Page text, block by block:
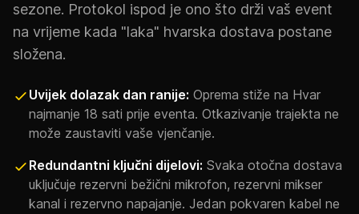
sezone. Protokol ispod je ono što drži vaš event
na vrijeme kada "laka" hvarska dostava postane
složena.
Uvijek dolazak dan ranije: Oprema stiže na Hvar
najmanje 18 sati prije eventa. Otkazivanje trajekta ne
može zaustaviti vaše vjenčanje.
Redundantni ključni dijelovi: Svaka otočna dostava
uključuje rezervni bežični mikrofon, rezervni mikser
kanal i rezervno napajanje. Jedan pokvaren kabel ne